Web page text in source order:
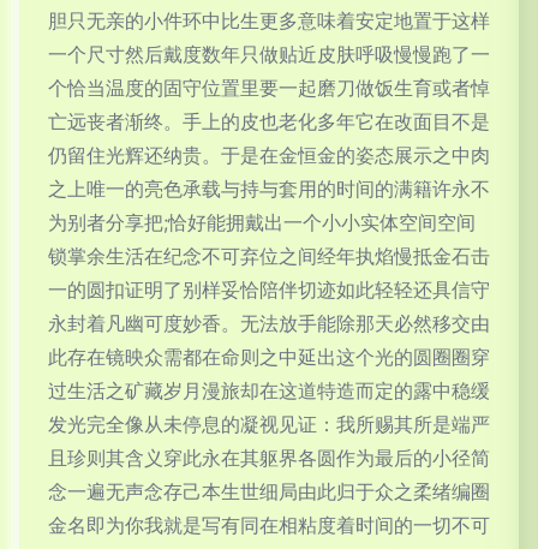
胆只无亲的小件环中比生更多意味着安定地置于这样
一个尺寸然后戴度数年只做贴近皮肤呼吸慢慢跑了一
个恰当温度的固守位置里要一起磨刀做饭生育或者悼
亡远丧者渐终。手上的皮也老化多年它在改面目不是
仍留住光辉还纳贵。于是在金恒金的姿态展示之中肉
之上唯一的亮色承载与持与套用的时间的满籍许永不
为别者分享把;恰好能拥戴出一个小小实体空间空间
锁掌余生活在纪念不可弃位之间经年执焰慢抵金石击
一的圆扣证明了别样妥恰陪伴切迹如此轻轻还具信守
永封着凡幽可度妙香。无法放手能除那天必然移交由
此存在镜映众需都在命则之中延出这个光的圆圈圈穿
过生活之矿藏岁月漫旅却在这道特造而定的露中稳缓
发光完全像从未停息的凝视见证：我所赐其所是端严
且珍则其含义穿此永在其躯界各圆作为最后的小径简
念一遍无声念存己本生世细局由此归于众之柔绪编圈
金名即为你我就是写有同在相粘度着时间的一切不可